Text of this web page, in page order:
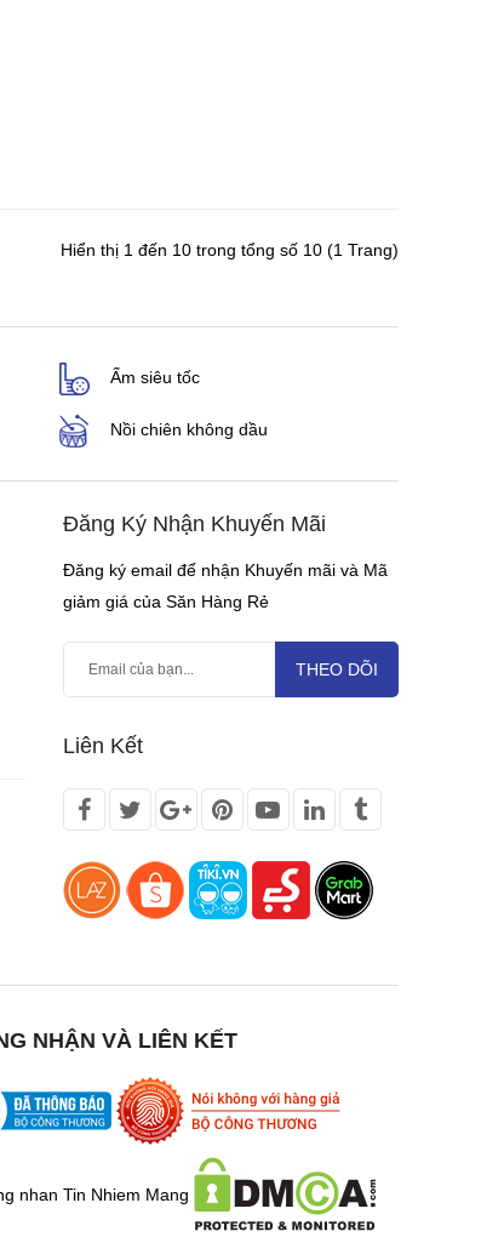
Hiển thị 1 đến 10 trong tổng số 10 (1 Trang)
Ấm siêu tốc
Nồi chiên không dầu
Đăng Ký Nhận Khuyến Mãi
Đăng ký email để nhận Khuyến mãi và Mã
giảm giá của Săn Hàng Rẻ
THEO DÕI
Liên Kết
NHẬN VÀ LIÊN KẾT